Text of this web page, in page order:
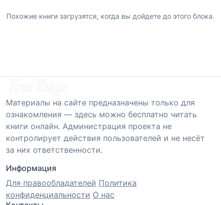
Похожие книги загрузятся, когда вы дойдете до этого блока.
Материалы на сайте предназначены только для
ознакомления — здесь можно бесплатно читать
книги онлайн. Администрация проекта не
контролирует действия пользователей и не несёт
за них ответственности.
Информация
Для правообладателей Политика
конфиденциальности О нас